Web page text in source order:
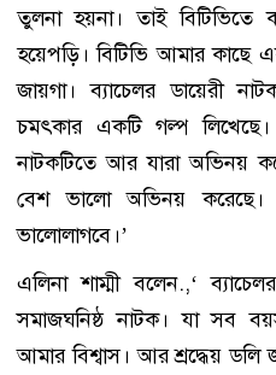
তুলনা হয়না। তাই
হয়েপড়ি। বিটিভি আমার
জায়গা। ব্যাচেলর ডায়েরী
চমৎকার একটি গল্প
নাটকটিতে আর যারা অভিনয়
বেশ ভালো অভিনয় করেছে।
ভালোলাগবে।’
এলিনা শাম্মী বলেন.,‘
সমাজঘনিষ্ঠ নাটক। যা সব
আমার বিশ্বাস। আর শ্রদ্ধেয়